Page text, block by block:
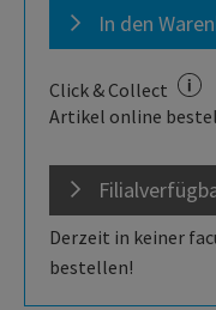
In den
Click & Collect
Artikel online
Derzeit in keiner
bestellen!